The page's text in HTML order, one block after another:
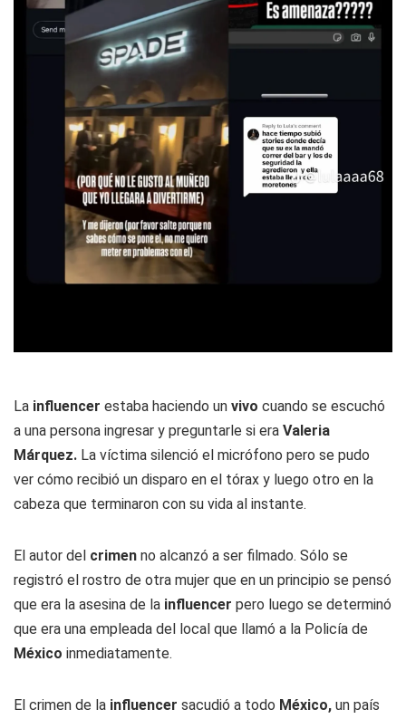
La influencer estaba haciendo un vivo cuando se escuchó
a una persona ingresar y preguntarle si era Valeria
Márquez. La víctima silenció el micrófono pero se pudo
ver cómo recibió un disparo en el tórax y luego otro en la
cabeza que terminaron con su vida al instante.
El autor del crimen no alcanzó a ser filmado. Sólo se
registró el rostro de otra mujer que en un principio se pensó
que era la asesina de la influencer pero luego se determinó
que era una empleada del local que llamó a la Policía de
México inmediatamente.
El crimen de la influencer sacudió a todo México, un país